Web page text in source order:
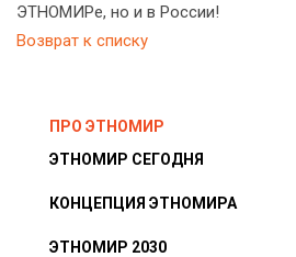
ЭТНОМИРе, но и в России!
Возврат к списку
ПРО ЭТНОМИР
ЭТНОМИР СЕГОДНЯ
КОНЦЕПЦИЯ ЭТНОМИРА
ЭТНОМИР 2030